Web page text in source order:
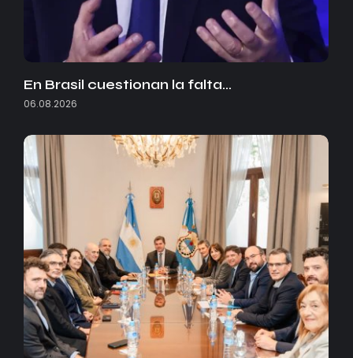
En Brasil cuestionan la falta…
06.08.2026